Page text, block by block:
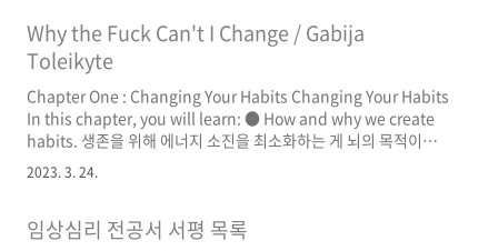
결론도 중요하지만 주제가 선행해야 함. 가령, 이 글은 '말을 명료하
게 하는 법을 설명한다’는 식으로 주제를 알림. 또한 저자에 따르면
결론을 한 번 더 반복하면서 말이나 글을 끝내는 것이 중요함. 일반
적으로 독자의 주의지속 시간이 짧을 뿐만 아니라 모바일에서 스크
롤하며 대충 읽는 경향을 고려하더라도 결론을..
Why the Fuck Can't I Change / Gabija
Toleikyte
Chapter One : Changing Your Habits Changing Your Habits
In this chapter, you will learn: ● How and why we create
habits. 생존을 위해 에너지 소진을 최소화하는 게 뇌의 목적이며,
습관은 이러한 목적을 위한 행동 적응 양상이다. ● Why it is
difficult for us to get rid of bad habits. 우리의 기본적인 욕구
충족시키는) 그대로 두고 보상을 얻을 수 있는 보다 건강한 대안 행
2023. 3. 24.
임상심리 전공서 서평 목록